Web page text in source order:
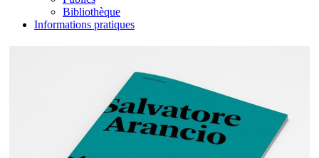
Bibliothèque
Informations pratiques